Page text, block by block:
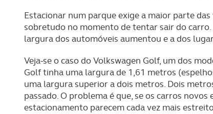
Estacionar num parque exige a maior parte
sobretudo no momento de tentar sair do
largura dos automóveis aumentou e a dos
Veja-se o caso do Volkswagen Golf, um dos
Golf tinha uma largura de 1,61 metros
uma largura superior a dois metros. Dois
passado. O problema é que, se os carros
estacionamento parecem cada vez mais